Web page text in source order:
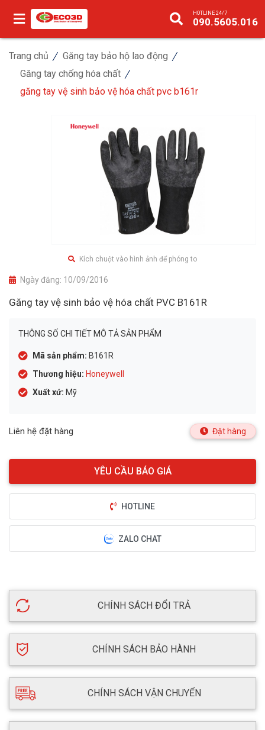
HOTLINE 24/7
090.5605.016
Trang chủ
Găng tay bảo hộ lao động
Găng tay chống hóa chất
găng tay vệ sinh bảo vệ hóa chất pvc b161r
Kích chuột vào hình ảnh để phóng to
Ngày đăng: 10/09/2016
Găng tay vệ sinh bảo vệ hóa chất PVC B161R
THÔNG SỐ CHI TIẾT MÔ TẢ SẢN PHẨM
Mã sản phẩm: B161R
Thương hiệu: Honeywell
Xuất xứ: Mỹ
Liên hệ đặt hàng Đặt hàng
HOTLINE
ZALO CHAT
CHÍNH SÁCH ĐỔI TRẢ
CHÍNH SÁCH BẢO HÀNH
CHÍNH SÁCH VẬN CHUYỂN